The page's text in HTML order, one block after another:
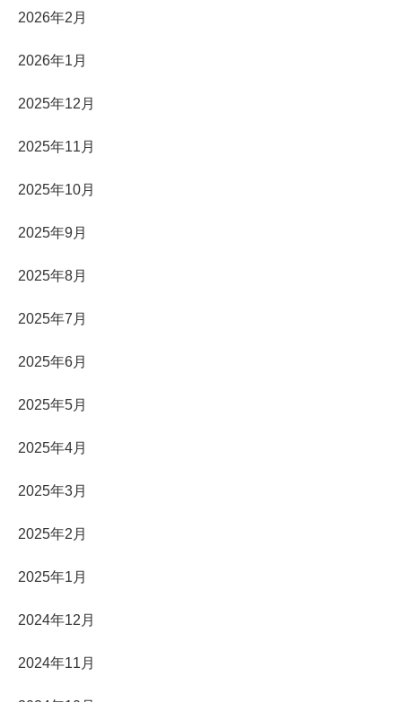
2026年2月
2026年1月
2025年12月
2025年11月
2025年10月
2025年9月
2025年8月
2025年7月
2025年6月
2025年5月
2025年4月
2025年3月
2025年2月
2025年1月
2024年12月
2024年11月